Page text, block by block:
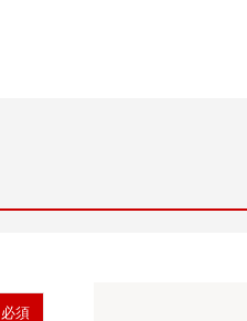
必須